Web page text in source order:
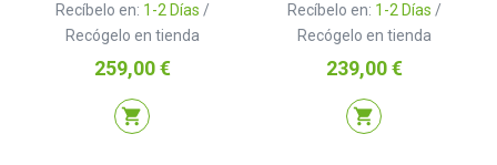
Recíbelo en: 1-2 Días /
Recógelo en tienda
Precio
259,00 €
shopping_cart
Recíbelo en: 1-2 Días /
Recógelo en tienda
Precio
239,00 €
shopping_cart